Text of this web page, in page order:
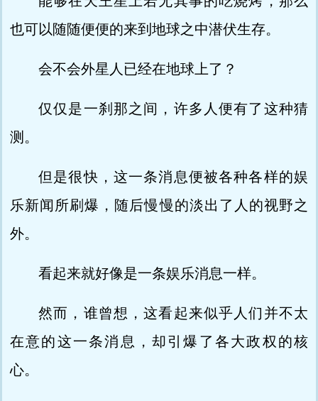
也可以随随便便的来到地球之中潜伏生存。
会不会外星人已经在地球上了？
仅仅是一刹那之间，许多人便有了这种猜
测。
但是很快，这一条消息便被各种各样的娱
乐新闻所刷爆，随后慢慢的淡出了人的视野之
外。
看起来就好像是一条娱乐消息一样。
然而，谁曾想，这看起来似乎人们并不太
在意的这一条消息，却引爆了各大政权的核
心。